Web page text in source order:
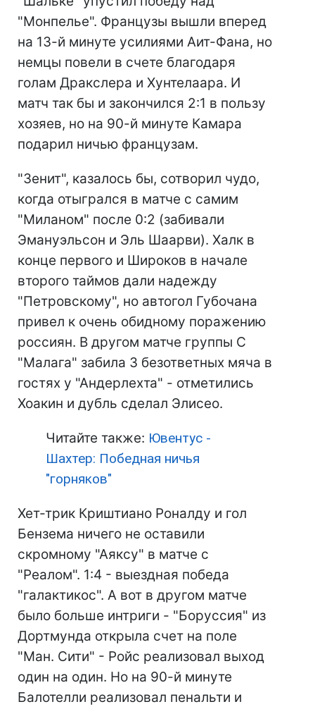
"Монпелье". Французы вышли вперед
на 13-й минуте усилиями Аит-Фана, но
немцы повели в счете благодаря
голам Дракслера и Хунтелаара. И
матч так бы и закончился 2:1 в пользу
хозяев, но на 90-й минуте Камара
подарил ничью французам.
"Зенит", казалось бы, сотворил чудо,
когда отыгрался в матче с самим
"Миланом" после 0:2 (забивали
Эмануэльсон и Эль Шаарви). Халк в
конце первого и Широков в начале
второго таймов дали надежду
"Петровскому", но автогол Губочана
привел к очень обидному поражению
россиян. В другом матче группы С
"Малага" забила 3 безответных мяча в
гостях у "Андерлехта" - отметились
Хоакин и дубль сделал Элисео.
Читайте также: Ювентус -
Шахтер: Победная ничья
"горняков"
Хет-трик Криштиано Роналду и гол
Бензема ничего не оставили
скромному "Аяксу" в матче с
"Реалом". 1:4 - выездная победа
"галактикос". А вот в другом матче
было больше интриги - "Боруссия" из
Дортмунда открыла счет на поле
"Ман. Сити" - Ройс реализовал выход
один на один. Но на 90-й минуте
Балотелли реализовал пенальти и